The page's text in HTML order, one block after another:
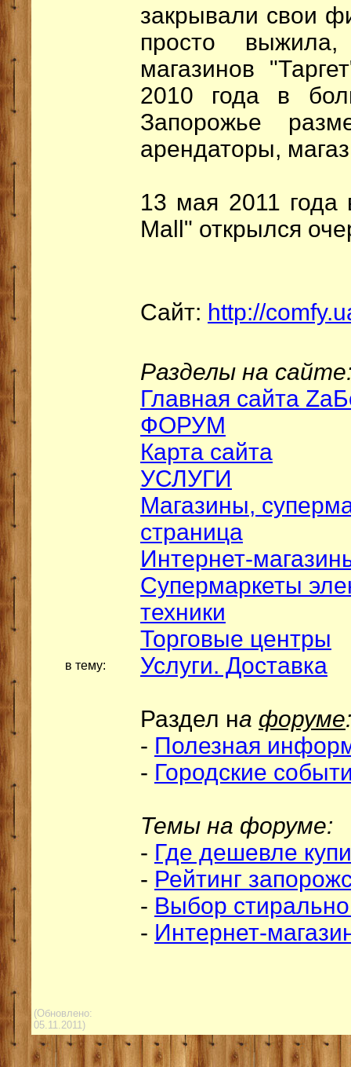
закрывали свои
просто
магазинов
2010 года в
Запорожье
арендаторы,
13 мая 2011
Mall" открылся
Сайт: http://
в тему:
Разделы на
Главная сайта
ФОРУМ
Карта сайта
УСЛУГИ
Магазины,
страница
Интернет-
Супермаркеты
техники
Торговые центры
Услуги. Доставка
Раздел на форуме:
- Полезная
- Городские
Темы на форуме:
- Где дешевле
- Рейтинг
- Выбор
- Интернет-
(Обновлено:
05.11.2011)